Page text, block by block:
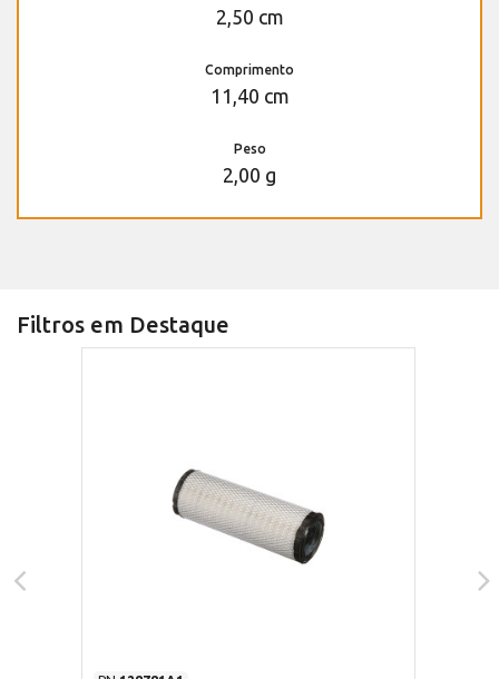
2,50 cm
Comprimento
11,40 cm
Peso
2,00 g
Filtros em Destaque